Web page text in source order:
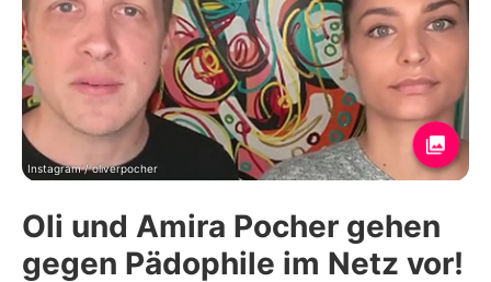
Filme & Serien
Lifestyle
Familie & Liebe
Promiflash Exklusiv
Alle Themen auf Promiflash
Instagram / oliverpocher
Oli und Amira Pocher gehen
gegen Pädophile im Netz vor!